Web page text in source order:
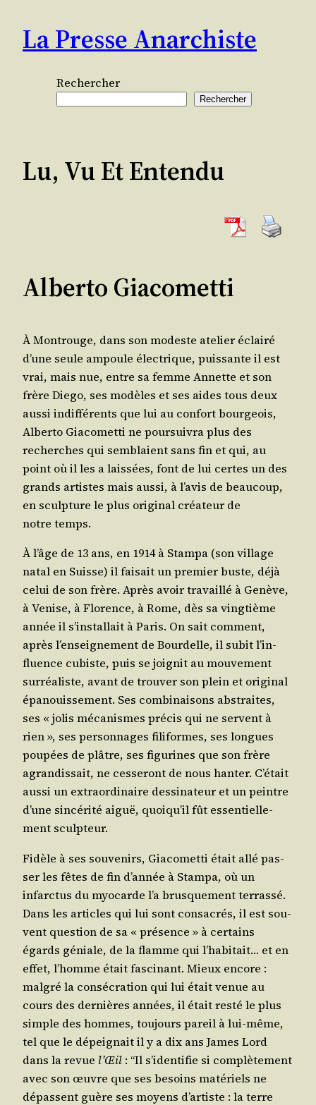
contenu
La Presse Anarchiste
Rechercher
Rechercher
Lu, Vu Et Entendu
Alberto Giacometti
À Mon­trouge, dans son modeste ate­lier éclai­ré
d’une seule ampoule élec­trique, puis­sante il est
vrai, mais nue, entre sa femme Annette et son
frère Die­go, ses modèles et ses aides tous deux
aus­si indif­fé­rents que lui au confort bour­geois,
Alber­to Gia­co­met­ti ne pour­sui­vra plus des
recherches qui sem­blaient sans fin et qui, au
point où il les a lais­sées, font de lui certes un des
grands artistes mais aus­si, à l’a­vis de beau­coup,
en sculp­ture le plus ori­gi­nal créa­teur de
notre temps.
À l’âge de 13 ans, en 1914 à Stam­pa (son vil­lage
natal en Suisse) il fai­sait un pre­mier buste, déjà
celui de son frère. Après avoir tra­vaillé à Genève,
à Venise, à Flo­rence, à Rome, dès sa ving­tième
année il s’ins­tal­lait à Paris. On sait com­ment,
après l’en­sei­gne­ment de Bour­delle, il subit l’in­
fluence cubiste, puis se joi­gnit au mou­ve­ment
sur­réa­liste, avant de trou­ver son plein et ori­gi­nal
épa­nouis­se­ment. Ses com­bi­nai­sons abs­traites,
ses « jolis méca­nismes pré­cis qui ne servent à
rien », ses per­son­nages fili­formes, ses longues
pou­pées de plâtre, ses figu­rines que son frère
agran­dis­sait, ne ces­se­ront de nous han­ter. C’é­tait
aus­si un extra­or­di­naire des­si­na­teur et un peintre
d’une sin­cé­ri­té aiguë, quoi­qu’il fût essen­tiel­le­
ment sculpteur.
Fidèle à ses sou­ve­nirs, Gia­co­met­ti était allé pas­
ser les fêtes de fin d’an­née à Stam­pa, où un
infarc­tus du myo­carde l’a brus­que­ment ter­ras­sé.
Dans les articles qui lui sont consa­crés, il est sou­
vent ques­tion de sa « pré­sence » à cer­tains
égards géniale, de la flamme qui l’ha­bi­tait… et en
effet, l’homme était fas­ci­nant. Mieux encore :
mal­gré la consé­cra­tion qui lui était venue au
cours des der­nières années, il était res­té le plus
simple des hommes, tou­jours pareil à lui-même,
tel que le dépei­gnait il y a dix ans James Lord
dans la revue l’Œil : “Il s’i­den­ti­fie si com­plè­te­ment
avec son œuvre que ses besoins maté­riels ne
dépassent guère ses moyens d’ar­tiste : la terre